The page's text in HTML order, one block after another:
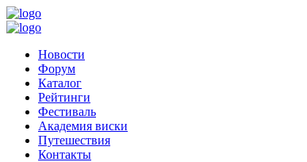
Новости
Форум
Каталог
Рейтинги
Фестиваль
Академия виски
Путешествия
Контакты